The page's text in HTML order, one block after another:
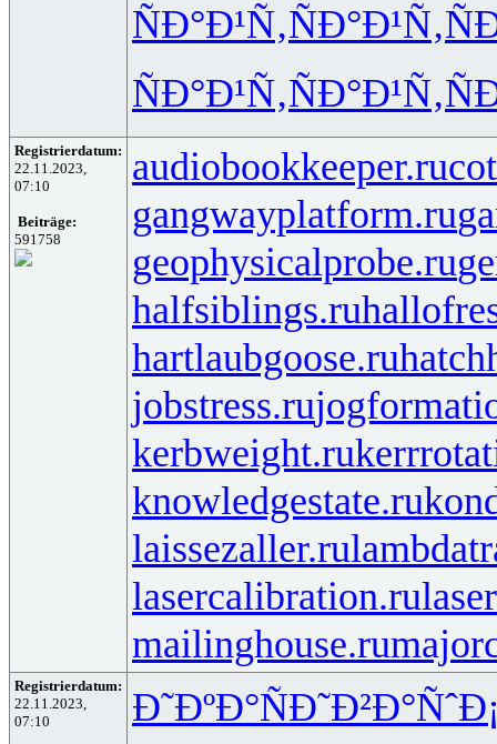
ÑÐ°Ð¹Ñ‚ÑÐ°Ð¹Ñ‚
ÑÐ°Ð¹Ñ‚ÑÐ°Ð¹Ñ‚
Registrierdatum:
22.11.2023,
07:10
Beiträge:
591758
audiobookkeeper.ru
gangwayplatform.ru
geophysicalprobe.ru
halfsiblings.ru
hartlaubgoose.ru
jobstress.ru
kerbweight.ru
knowledgestate.ru
laissezaller.ru
lasercalibration.ru
mailinghouse.ru
Registrierdatum:
22.11.2023,
07:10
Ð˜ÐºÐ°ÑÐ˜Ð²Ð°Ñˆ